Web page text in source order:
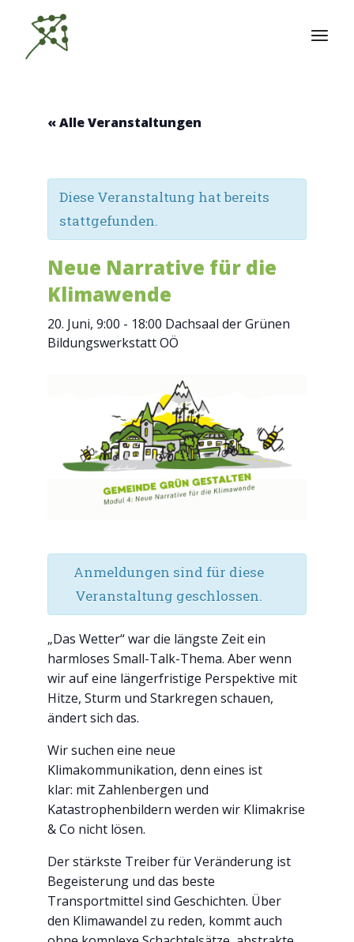
Inhalt
springen
« Alle Veranstaltungen
Diese Veranstaltung hat bereits
stattgefunden.
Neue Narrative für die
Klimawende
20. Juni, 9:00 - 18:00 Dachsaal der Grünen
Bildungswerkstatt OÖ
Anmeldungen sind für diese
Veranstaltung geschlossen.
„Das Wetter“ war die längste Zeit ein
harmloses Small-Talk-Thema. Aber wenn
wir auf eine längerfristige Perspektive mit
Hitze, Sturm und Starkregen schauen,
ändert sich das.
Wir suchen eine neue
Klimakommunikation, denn eines ist
klar: mit Zahlenbergen und
Katastrophenbildern werden wir Klimakrise
& Co nicht lösen.
Der stärkste Treiber für Veränderung ist
Begeisterung und das beste
Transportmittel sind Geschichten. Über
den Klimawandel zu reden, kommt auch